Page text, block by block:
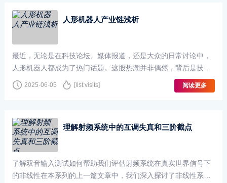
人形机器人产业链浅析
最近，无论是在科技论坛、媒体报道，还是大众的日常讨论中，
人形机器人都成为了热门话题。这股热潮并非偶然，背后是技术
的飞速发展、资本的大力推动以及市场需求的逐渐显现···
2025-06-05 [list:visits] 阅读更多
理解射频系统中的互调失真和三阶截点
了解双音输入测试如何帮助我们评估射频系统在真实世界信号下
的非线性在本系列的上一篇文章中，我们深入探讨了非线性系统